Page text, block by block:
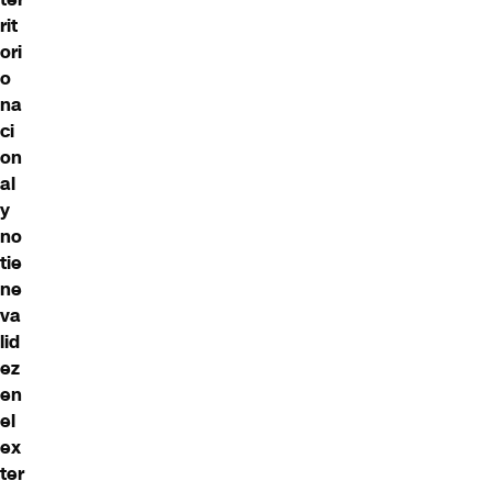
rit
ori
o
na
ci
on
al
y
no
tie
ne
va
lid
ez
en
el
ex
ter